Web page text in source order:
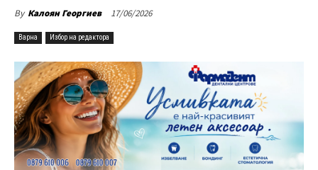
By Калоян Георгиев 17/06/2026
Варна Избор на редактора